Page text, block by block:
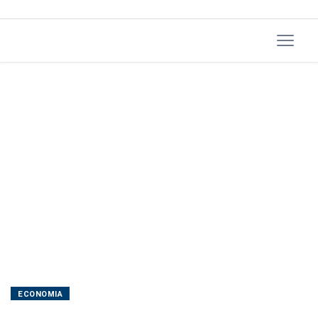
escala
ECONOMIA